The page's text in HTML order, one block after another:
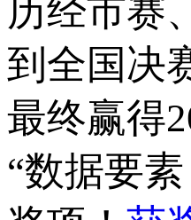
历经市赛
到全国决
最终赢得
“数据要